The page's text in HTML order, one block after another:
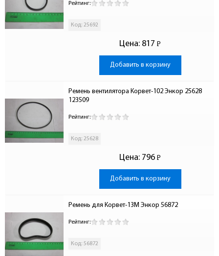
Рейтинг:
Код: 25692
Цена: 817 Р
-
Добавить в корзину
Ремень вентилятора Корвет-102 Энкор 25628
123509
Рейтинг:
Код: 25628
Цена: 796 Р
-
Добавить в корзину
Ремень для Корвет-13М Энкор 56872
Рейтинг:
Код: 56872